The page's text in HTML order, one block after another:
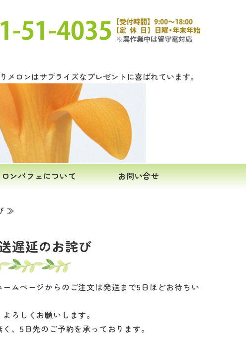
ロンはサプライズなプレゼントに喜ばれています。
ンパフェについて お問い合せ
≫
遅延のお詫び
ムページからのご注文は発送まで5日ほどお待ちい
ろしくお願いします。
、5日先のご予約を承っております。